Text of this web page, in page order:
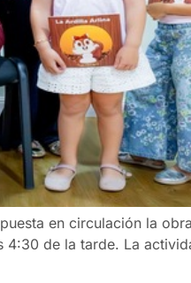
en circulación la
4:30 de la tarde. La